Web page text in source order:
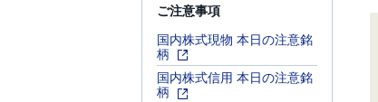
ご注意事項
国内株式現物 本日の注意銘
柄
国内株式信用 本日の注意銘
柄